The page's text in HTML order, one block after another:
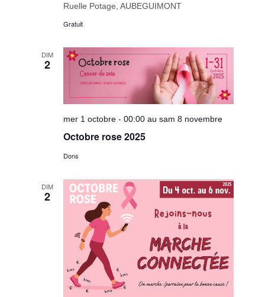
Ruelle Potage, AUBEGUIMONT
Gratuit
DIM
2
mer 1 octobre - 00:00 au sam 8 novembre
Octobre rose 2025
Dons
DIM
2